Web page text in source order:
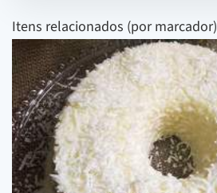
Itens relacionados (por marcador)